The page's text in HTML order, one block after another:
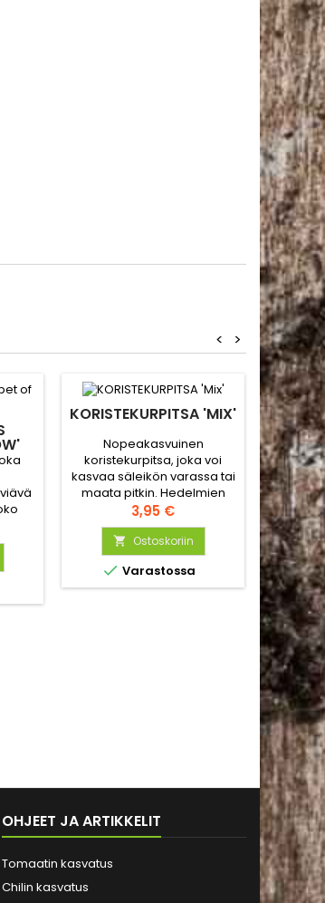
>
<
KORISTEKURPITSA 'MIX'
Nopeakasvuinen
koristekurpitsa, joka voi
kasvaa säleikön varassa tai
maata pitkin. Hedelmien
muoto vaihtelee, niiden väri
on keltainen, vihreä ja/tai
oranssi.
Hinta
3,95 €
 Ostoskoriin
 Varastossa
Suuret

OHJEET JA ARTIKKELIT
Tomaatin kasvatus
Chilin kasvatus